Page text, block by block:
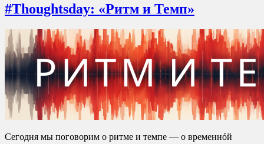
#Thoughtsday: «Ритм и Темп»
Сегодня мы поговорим о ритме и темпе — о временнóй